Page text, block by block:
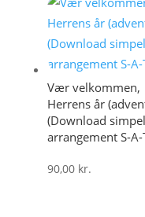
Vær velkommen,
Herrens år
(Download
arrangement S-A-
90,00 kr.